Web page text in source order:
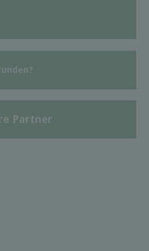
Partner